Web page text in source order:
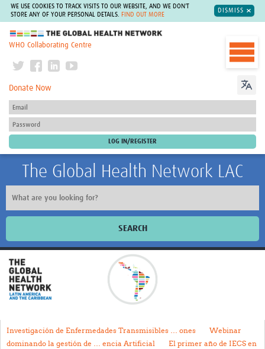
WE USE COOKIES TO TRACK VISITS TO OUR WEBSITE, AND WE DON'T
STORE ANY OF YOUR PERSONAL DETAILS.
FIND OUT MORE
DISMISS
The Global Health Network
WHO Collaborating Centre
Donate Now
The Global Health Network LAC
SEARCH
Inicio
Acerca de
Contacto
Investigación de Enfermedades Transmisibles … ones
Webinar
dominando la gestión de … encia Artificial
El primer año de IECS en